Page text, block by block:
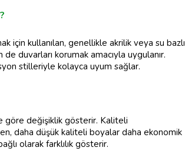
için kullanılan, genellikle akrilik veya su bazlı
duvarları korumak amacıyla uygulanır.
stilleriyle kolayca uyum sağlar.
göre değişiklik gösterir. Kaliteli
daha düşük kaliteli boyalar daha ekonomik
olarak farklılık gösterir.